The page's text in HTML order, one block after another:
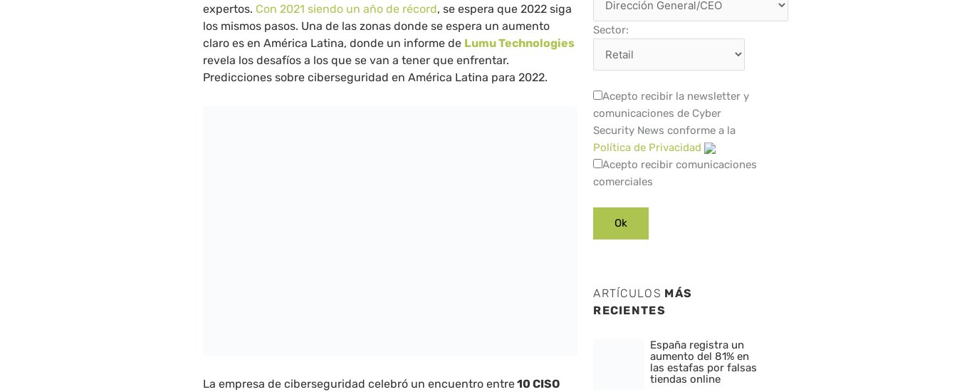
expertos. Con 2021 siendo un año de récord, se espera que 2022 siga
los mismos pasos. Una de las zonas donde se espera un aumento
claro es en América Latina, donde un informe de Lumu Technologies
revela los desafíos a los que se van a tener que enfrentar.
Predicciones sobre ciberseguridad en América Latina para 2022.
La empresa de ciberseguridad celebró un encuentro entre10 CISO
Sector:
Acepto recibir la newsletter y
comunicaciones de Cyber
Security News conforme a la
Política de Privacidad
Acepto recibir comunicaciones
comerciales
ARTÍCULOS MÁS
RECIENTES
España registra un
aumento del 81% en
las estafas por falsas
tiendas online